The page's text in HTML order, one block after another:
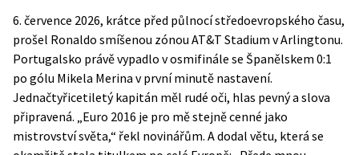
6. července 2026, krátce před půlnocí středoevropského času,
prošel Ronaldo smíšenou zónou AT&T Stadium v Arlingtonu.
Portugalsko právě vypadlo v osmifinále se Španělskem 0:1
po gólu Mikela Merina v první minutě nastavení.
Jednačtyřicetiletý kapitán měl rudé oči, hlas pevný a slova
připravená. „Euro 2016 je pro mě stejně cenné jako
mistrovství světa,“ řekl novinářům. A dodal větu, která se